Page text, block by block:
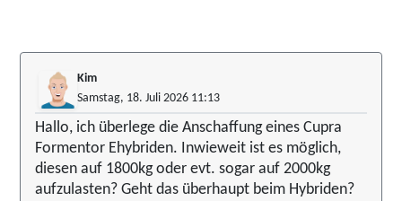
Kim
Samstag, 18. Juli 2026 11:13
Hallo, ich überlege die Anschaffung eines Cupra
Formentor Ehybriden. Inwieweit ist es möglich,
diesen auf 1800kg oder evt. sogar auf 2000kg
aufzulasten? Geht das überhaupt beim Hybriden?